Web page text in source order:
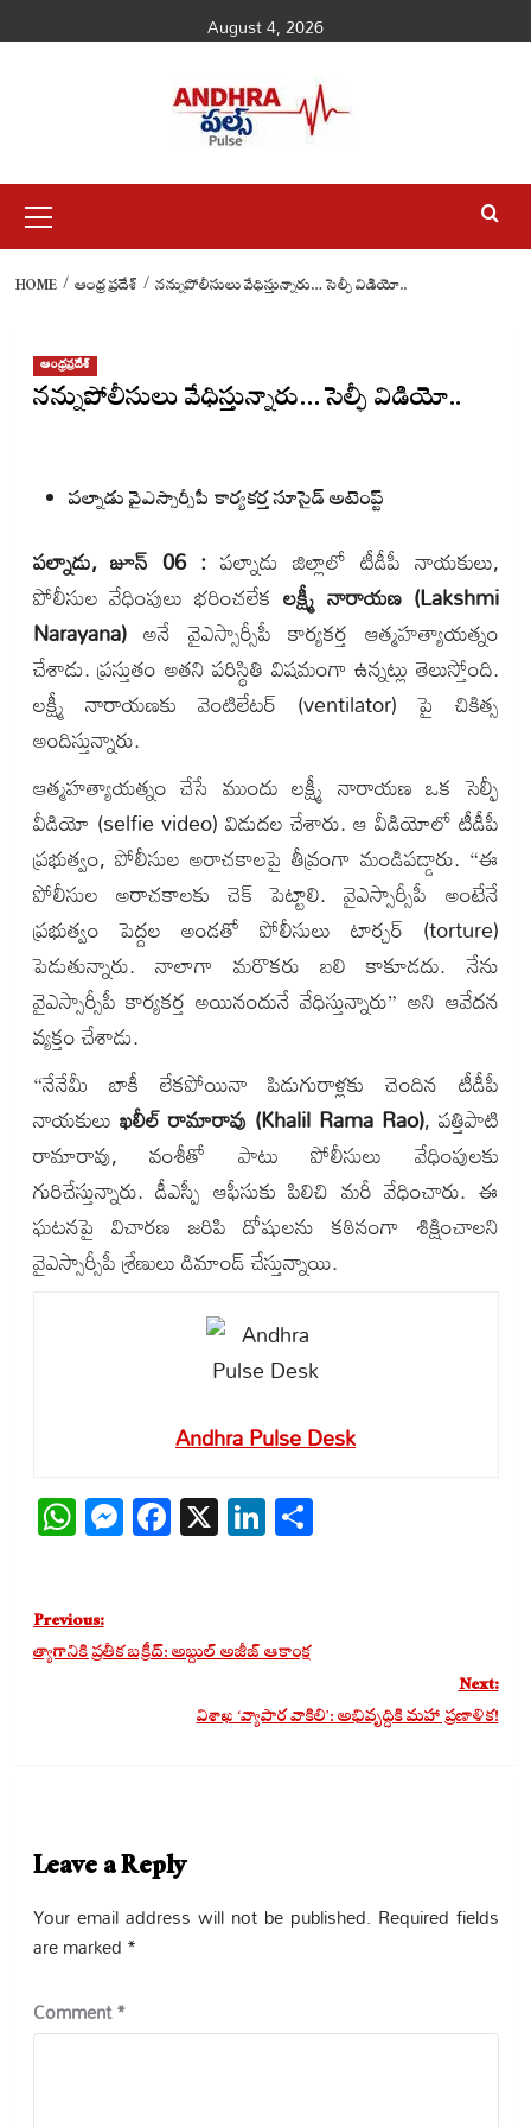
to
August 4, 2026
Menu
HOME ఆంధ్రప్రదేశ్ నన్నుపోలీసులు వేధిస్తున్నారు… సెల్ఫీ విడియో..
ఆంధ్రప్రదేశ్
నన్నుపోలీసులు వేధిస్తున్నారు… సెల్ఫీ విడియో..
పల్నాడు వైఎస్సార్సీపీ కార్యకర్త సూసైడ్ అటెంప్ట్
పల్నాడు, జూన్ 06 : పల్నాడు జిల్లాలో టీడీపీ నాయకులు,
పోలీసుల వేధింపులు భరించలేక లక్ష్మీ నారాయణ (Lakshmi
Narayana)అనే వైఎస్సార్సీపీ కార్యకర్త ఆత్మహత్యాయత్నం
చేశాడు. ప్రస్తుతం అతని పరిస్థితి విషమంగా ఉన్నట్లు తెలుస్తోంది.
లక్ష్మీ నారాయణకు వెంటిలేటర్ (ventilator) పై చికిత్స
అందిస్తున్నారు.
ఆత్మహత్యాయత్నం చేసే ముందు లక్ష్మీ నారాయణ ఒక సెల్ఫీ
వీడియో (selfie video) విడుదల చేశారు. ఆ వీడియోలో టీడీపీ
ప్రభుత్వం, పోలీసుల అరాచకాలపై తీవ్రంగా మండిపడ్డారు. “ఈ
పోలీసుల అరాచకాలకు చెక్ పెట్టాలి. వైఎస్సార్సీపీ అంటేనే
ప్రభుత్వం పెద్దల అండతో పోలీసులు టార్చర్ (torture)
పెడుతున్నారు. నాలాగా మరొకరు బలి కాకూడదు. నేను
వైఎస్సార్సీపీ కార్యకర్త అయినందునే వేధిస్తున్నారు” అని ఆవేదన
వ్యక్తం చేశాడు.
“నేనేమీ బాకీ లేకపోయినా పిడుగురాళ్లకు చెందిన టీడీపీ
నాయకులు ఖలీల్ రామారావు (Khalil Rama Rao), పత్తిపాటి
రామారావు, వంశీతో పాటు పోలీసులు వేధింపులకు
గురిచేస్తున్నారు. డీఎస్పీ ఆఫీసుకు పిలిచి మరీ వేధించారు. ఈ
ఘటనపై విచారణ జరిపి దోషులను కఠినంగా శిక్షించాలని
వైఎస్సార్సీపీ శ్రేణులు డిమాండ్ చేస్తున్నాయి.
Andhra Pulse Desk
WhatsApp
Messenger
Facebook
X LinkedIn
Share
Post
navigation
Previous:
త్యాగానికి ప్రతీక బక్రీద్: అబ్దుల్ అజీజ్ ఆకాంక్ష
Next:
విశాఖ ‘వ్యాపార వాకిలి’: అభివృద్ధికి మహా ప్రణాళిక!
Leave a Reply
Your email address will not be published. Required fields
are marked *
Comment*